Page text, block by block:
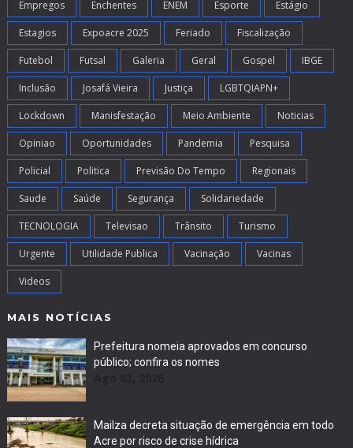
Empregos Enchentes ENEM Esporte Estágio
Estagios Expoacre 2025 Feriado Fiscalização
Futebol Futsal Galeria Geral Gospel IBGE
Inclusão Josafá Vieira Justiça LGBTQIAPN+
Lockdown Manisfestação Meio Ambiente Noticias
Opiniao Oportunidades Pandemia Pesquisa
Policial Politica Previsão Do Tempo Regionais
Saude Saúde Segurança Solidariedade
TECNOLOGIA Televisao Trânsito Turismo
Urgente Utilidade Publica Vacinação Vacinas
Videos
MAIS NOTÍCIAS
Prefeitura nomeia aprovados em concurso
público; confira os nomes
Mailza decreta situação de emergência em todo
Acre por risco de crise hídrica